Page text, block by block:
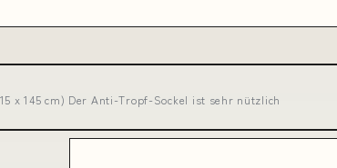
x 145 cm) Der Anti-Tropf-Sockel ist sehr nützlich